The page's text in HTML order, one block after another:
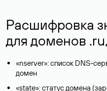
Расшифровка
для доменов
«nserver»: список DNS-
домен
«state»: статус домена